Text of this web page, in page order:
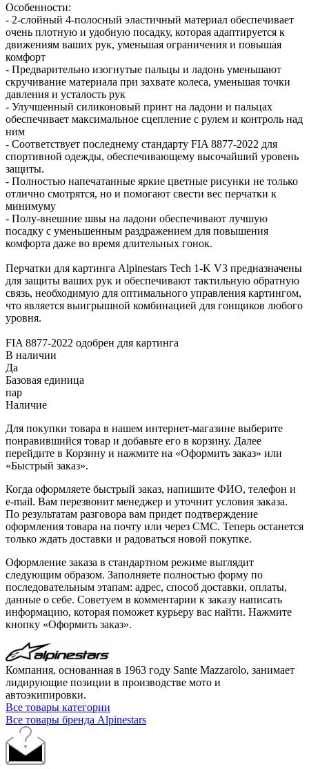
Особенности:
- 2-слойный 4-полосный эластичный материал обеспечивает
очень плотную и удобную посадку, которая адаптируется к
движениям ваших рук, уменьшая ограничения и повышая
комфорт
- Предварительно изогнутые пальцы и ладонь уменьшают
скручивание материала при захвате колеса, уменьшая точки
давления и усталость рук
- Улучшенный силиконовый принт на ладони и пальцах
обеспечивает максимальное сцепление с рулем и контроль над
ним
- Соответствует последнему стандарту FIA 8877-2022 для
спортивной одежды, обеспечивающему высочайший уровень
защиты.
- Полностью напечатанные яркие цветные рисунки не только
отлично смотрятся, но и помогают свести вес перчатки к
минимуму
- Полу-внешние швы на ладони обеспечивают лучшую
посадку с уменьшенным раздражением для повышения
комфорта даже во время длительных гонок.
Перчатки для картинга Alpinestars Tech 1-K V3 предназначены
для защиты ваших рук и обеспечивают тактильную обратную
связь, необходимую для оптимального управления картингом,
что является выигрышной комбинацией для гонщиков любого
уровня.
FIA 8877-2022 одобрен для картинга
В наличии
Да
Базовая единица
пар
Наличие
Для покупки товара в нашем интернет-магазине выберите
понравившийся товар и добавьте его в корзину. Далее
перейдите в Корзину и нажмите на «Оформить заказ» или
«Быстрый заказ».
Когда оформляете быстрый заказ, напишите ФИО, телефон и
e-mail. Вам перезвонит менеджер и уточнит условия заказа.
По результатам разговора вам придет подтверждение
оформления товара на почту или через СМС. Теперь останется
только ждать доставки и радоваться новой покупке.
Оформление заказа в стандартном режиме выглядит
следующим образом. Заполняете полностью форму по
последовательным этапам: адрес, способ доставки, оплаты,
данные о себе. Советуем в комментарии к заказу написать
информацию, которая поможет курьеру вас найти. Нажмите
кнопку «Оформить заказ».
Компания, основанная в 1963 году Sante Mazzarolo, занимает
лидирующие позиции в производстве мото и
автоэкипировки.
Все товары категории
Все товары бренда Alpinestars